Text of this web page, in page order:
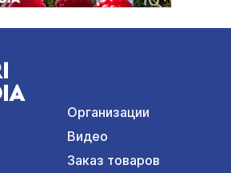
Организации
Видео
Заказ товаров